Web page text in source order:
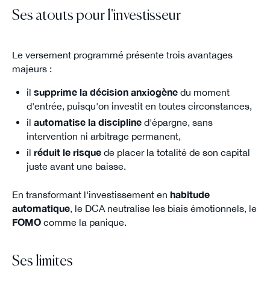
Ses atouts pour l'investisseur
Le versement programmé présente trois avantages
majeurs :
il supprime la décision anxiogènedu moment
d'entrée, puisqu'on investit en toutes circonstances,
il automatise la disciplined'épargne, sans
intervention ni arbitrage permanent,
il réduit le risquede placer la totalité de son capital
juste avant une baisse.
En transformant l'investissement en habitude
automatique, le DCA neutralise les biais émotionnels, le
FOMOcomme la panique.
Ses limites